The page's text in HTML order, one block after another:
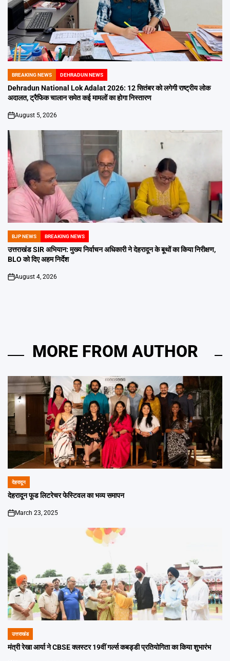
POSTED
IN
BREAKING NEWS DEHRADUN NEWS
Dehradun National Lok Adalat 2026: 12 सितंबर को लगेगी राष्ट्रीय लोक
अदालत, ट्रैफिक चालान समेत कई मामलों का होगा निस्तारण
on
August 5, 2026
POSTED
IN
BJP NEWS BREAKING NEWS
उत्तराखंड SIR अभियान: मुख्य निर्वाचन अधिकारी ने देहरादून के बूथों का किया निरीक्षण,
BLO को दिए अहम निर्देश
on
August 4, 2026
MORE FROM AUTHOR
POSTED
IN
देहरादून
देहरादून फूड लिटरेचर फेस्टिवल का भव्य समापन
on
March 23, 2025
POSTED
IN
उत्तराखंड
मंत्री रेखा आर्या ने CBSE क्लस्टर 19वीं गर्ल्स कबड्डी प्रतियोगिता का किया शुभारंभ